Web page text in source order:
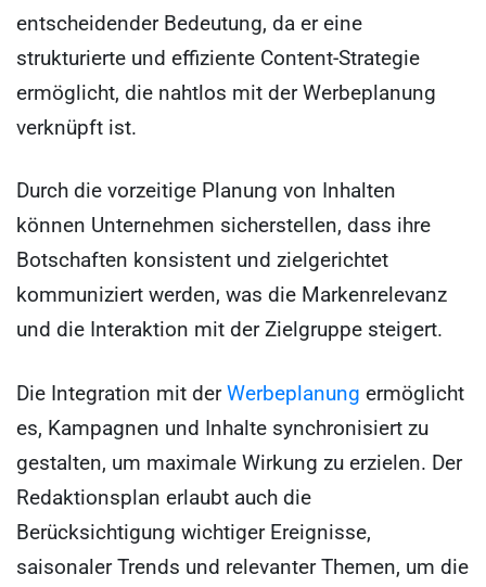
entscheidender Bedeutung, da er eine
strukturierte und effiziente Content-Strategie
ermöglicht, die nahtlos mit der Werbeplanung
verknüpft ist.
Durch die vorzeitige Planung von Inhalten
können Unternehmen sicherstellen, dass ihre
Botschaften konsistent und zielgerichtet
kommuniziert werden, was die Markenrelevanz
und die Interaktion mit der Zielgruppe steigert.
Die Integration mit derWerbeplanung ermöglicht
es, Kampagnen und Inhalte synchronisiert zu
gestalten, um maximale Wirkung zu erzielen. Der
Redaktionsplan erlaubt auch die
Berücksichtigung wichtiger Ereignisse,
saisonaler Trends und relevanter Themen, um die